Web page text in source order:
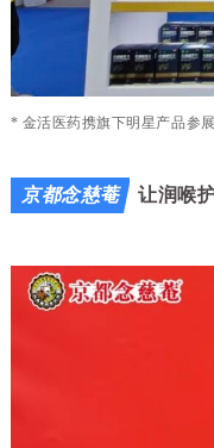
* 金活医药携旗下明星产品参
京都念慈菴 让润喉